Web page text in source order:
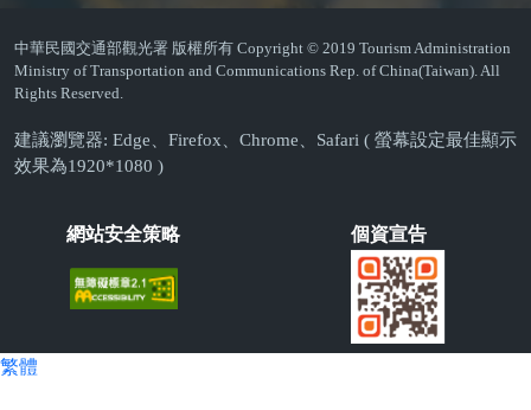
中華民國交通部觀光署 版權所有 Copyright © 2019 Tourism Administration
Ministry of Transportation and Communications Rep. of China(Taiwan). All
Rights Reserved.
建議瀏覽器: Edge、Firefox、Chrome、Safari ( 螢幕設定最佳顯示
效果為1920*1080 )
網站安全策略 個資宣告
繁體